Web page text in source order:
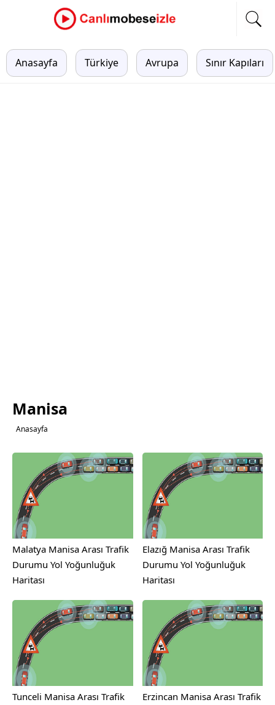
Anasayfa Türkiye Avrupa Sınır Kapıları
Manisa
Anasayfa
Malatya Manisa Arası Trafik
Durumu Yol Yoğunluğuk
Haritası
Elazığ Manisa Arası Trafik
Durumu Yol Yoğunluğuk
Haritası
Tunceli Manisa Arası Trafik
Erzincan Manisa Arası Trafik